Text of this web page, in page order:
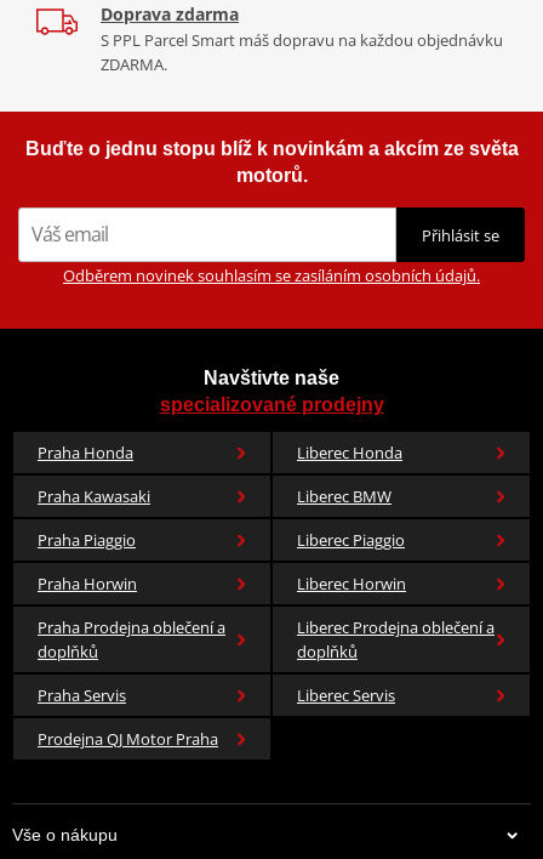
Doprava zdarma
S PPL Parcel Smart máš dopravu na každou objednávku
ZDARMA.
Buďte o jednu stopu blíž k novinkám a akcím ze světa
motorů.
Přihlásit se
Odběrem novinek souhlasím se zasíláním osobních údajů.
Navštivte naše
specializované prodejny
Praha Honda
Liberec Honda
Praha Kawasaki
Liberec BMW
Praha Piaggio
Liberec Piaggio
Praha Horwin
Liberec Horwin
Praha Prodejna oblečení a
doplňků
Liberec Prodejna oblečení a
doplňků
Praha Servis
Liberec Servis
Prodejna QJ Motor Praha
Vše o nákupu